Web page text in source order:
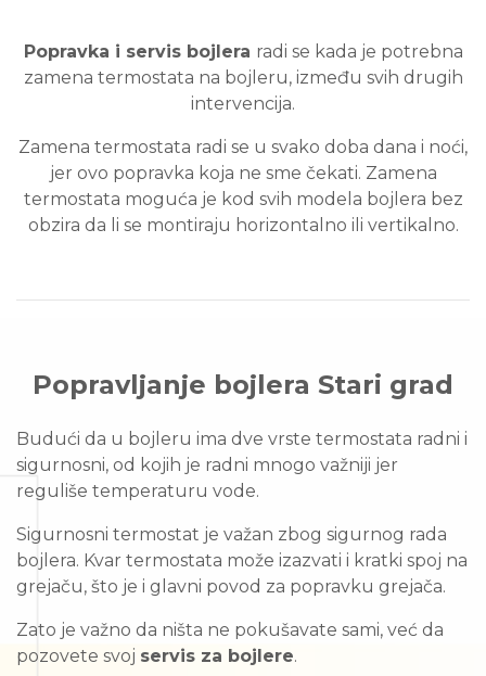
Popravka i servis bojlera radi se kada je potrebna
zamena termostata na bojleru, između svih drugih
intervencija.
Zamena termostata radi se u svako doba dana i noći,
jer ovo popravka koja ne sme čekati. Zamena
termostata moguća je kod svih modela bojlera bez
obzira da li se montiraju horizontalno ili vertikalno.
Popravljanje bojlera Stari grad
Budući da u bojleru ima dve vrste termostata radni i
sigurnosni, od kojih je radni mnogo važniji jer
reguliše temperaturu vode.
Sigurnosni termostat je važan zbog sigurnog rada
bojlera. Kvar termostata može izazvati i kratki spoj na
grejaču, što je i glavni povod za popravku grejača.
Zato je važno da ništa ne pokušavate sami, već da
pozovete svoj servis za bojlere.